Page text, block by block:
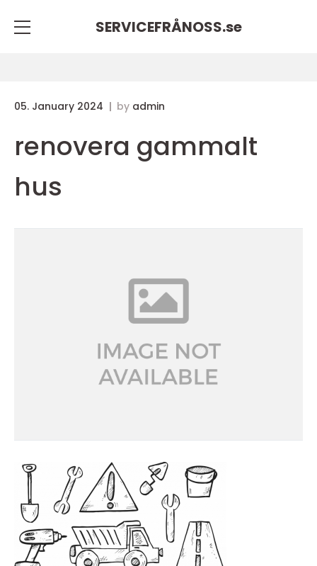
SERVICEFRÅNOSS.se
05. January 2024 by admin
renovera gammalt
hus